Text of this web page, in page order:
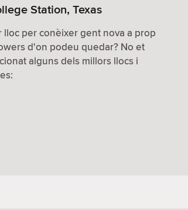
Station, Texas
lloc per conèixer gent nova a prop
d'on podeu quedar? No et
alguns dels millors llocs i